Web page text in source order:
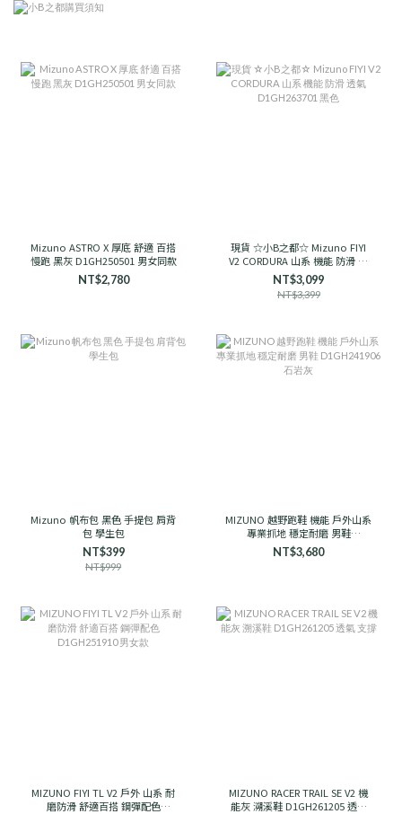
Mizuno ASTRO X 厚底 舒適 百搭
慢跑 黑灰 D1GH250501 男女同款
NT$2,780
現貨 ☆小B之都☆ Mizuno FIYI
V2 CORDURA 山系 機能 防滑 透
氣 D1GH263701 黑色
NT$3,099
NT$3,399
Mizuno 帆布包 黑色 手提包 肩背
包 學生包
NT$399
NT$999
MIZUNO 越野跑鞋 機能 戶外山系
專業抓地 穩定耐磨 男鞋
D1GH241906 石岩灰
NT$3,680
MIZUNO FIYI TL V2 戶外 山系 耐
磨防滑 舒適百搭 鋼彈配色
MIZUNO RACER TRAIL SE V2 機
能灰 溯溪鞋 D1GH261205 透氣